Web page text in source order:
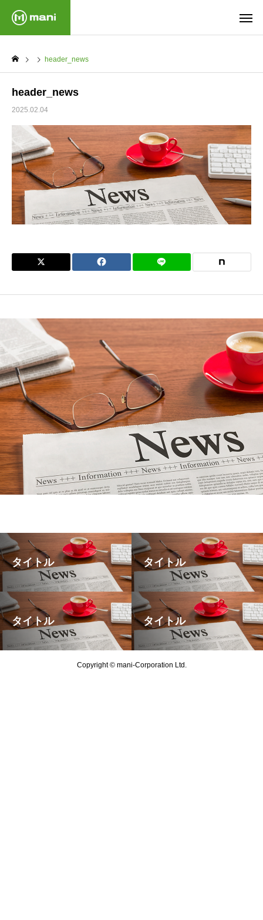
header_news
header_news
2025.02.04
タイトル タイトル
タイトル タイトル
Copyright © mani-Corporation Ltd.